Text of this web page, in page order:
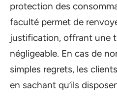
protection des
faculté permet de
justification, offrant une
négligeable. En cas de
simples regrets, les
en sachant qu’ils